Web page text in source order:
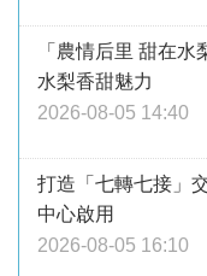
「農情后里 甜在
水梨香甜魅力
2026-08-05 14:40
打造「七轉七接」
中心啟用
2026-08-05 16:10